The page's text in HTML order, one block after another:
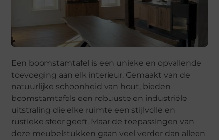
Een boomstamtafel is een unieke en opvallende
toevoeging aan elk interieur. Gemaakt van de
natuurlijke schoonheid van hout, bieden
boomstamtafels een robuuste en industriële
uitstraling die elke ruimte een stijlvolle en
rustieke sfeer geeft. Maar de toepassingen van
deze meubelstukken gaan veel verder dan alleen